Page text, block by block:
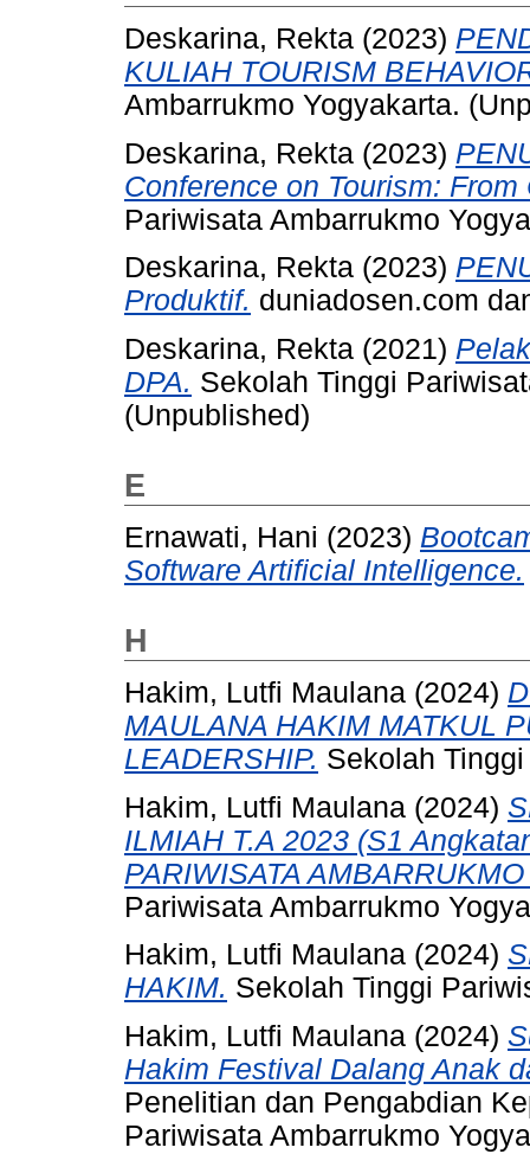
Deskarina, Rekta (2023)
KULIAH TOURISM
Ambarrukmo Yogyakarta.
Deskarina, Rekta (2023)
Conference on Tourism:
Pariwisata Ambarrukmo
Deskarina, Rekta (2023)
Produktif. duniadosen.com
Deskarina, Rekta (2021)
DPA. Sekolah Tinggi
(Unpublished)
E
Ernawati, Hani (2023)
Software Artificial Intelligence.
H
Hakim, Lutfi Maulana (2024)
MAULANA HAKIM MATKUL
LEADERSHIP. Sekolah
Hakim, Lutfi Maulana (2024)
ILMIAH T.A 2023 (S1
PARIWISATA
Pariwisata Ambarrukmo
Hakim, Lutfi Maulana (2024)
HAKIM. Sekolah Tinggi
Hakim, Lutfi Maulana (2024)
Hakim Festival Dalang Anak
Penelitian dan Pengabdian
Pariwisata Ambarrukmo